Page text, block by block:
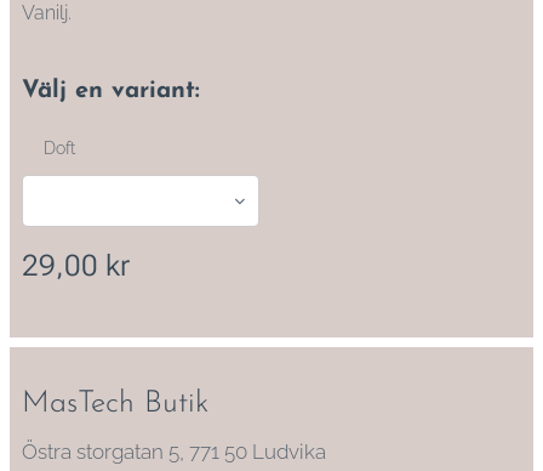
Vanilj.
Välj en variant:
Doft
29,00 kr
MasTech Butik
Östra storgatan 5, 771 50 Ludvika